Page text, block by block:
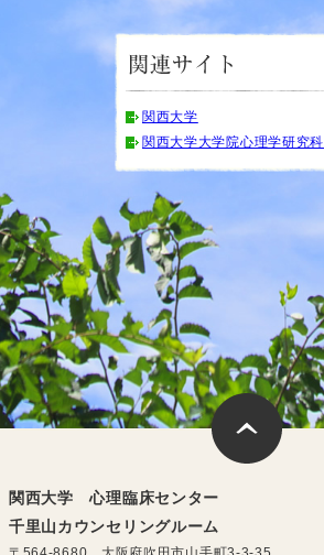
関西大学
関西大学大学院心理学研究科
関西大学 心理臨床センター
千里山カウンセリングルーム